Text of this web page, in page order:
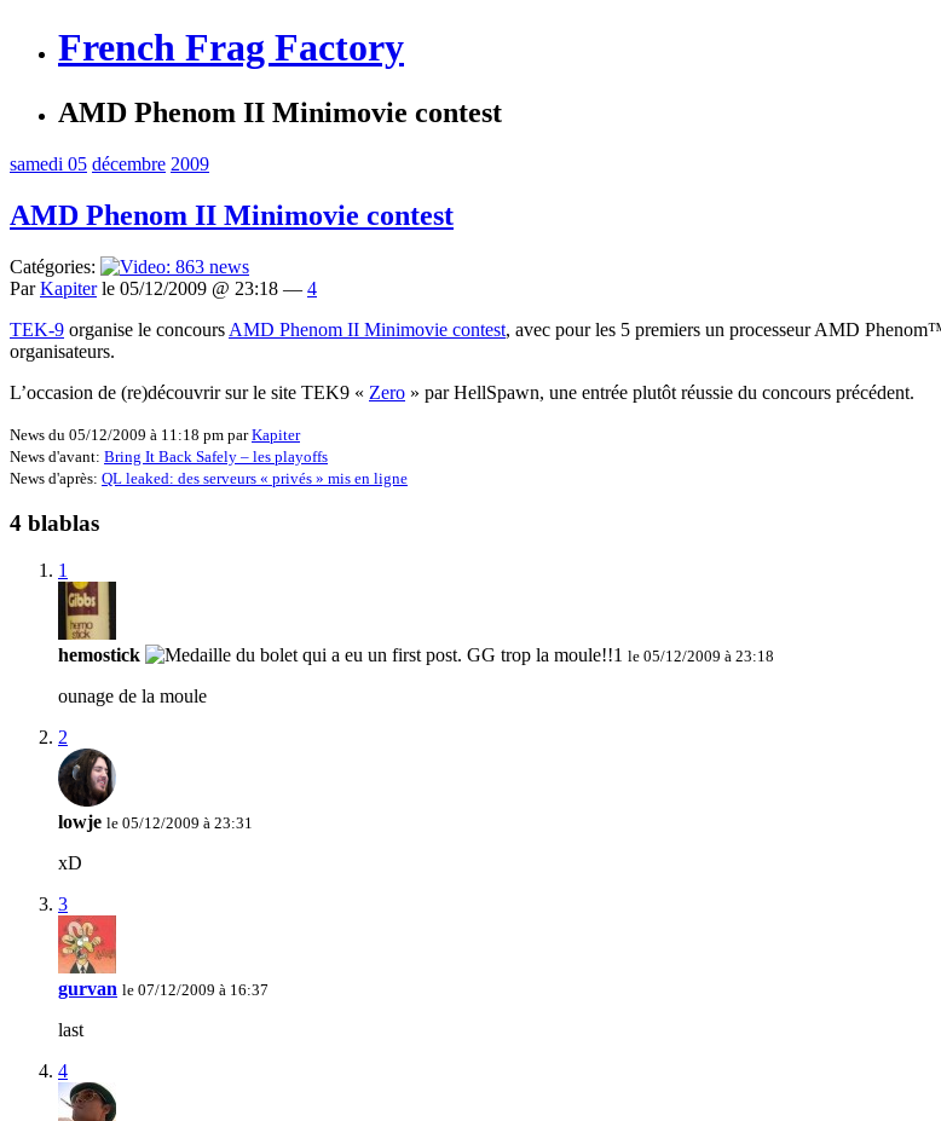
French Frag Factory
AMD Phenom II Minimovie contest
samedi 05 décembre 2009
AMD Phenom II Minimovie contest
Catégories:
ParKapiterle 05/12/2009 @ 23:18 — 4
TEK-9 organise le concours AMD Phenom II Minimovie contest, avec pour les 5 premiers un processeur AMD
organisateurs.
L’occasion de (re)découvrir sur le site TEK9 « Zero » par HellSpawn, une entrée plutôt réussie du concours précédent.
News du 05/12/2009 à 11:18 pm parKapiter
News d'avant: Bring It Back Safely – les playoffs
News d'après: QL leaked: des serveurs « privés » mis en ligne
4 blablas
1
hemostick le 05/12/2009 à 23:18
ounage de la moule
2
lowje le 05/12/2009 à 23:31
xD
3
gurvan le 07/12/2009 à 16:37
last
4